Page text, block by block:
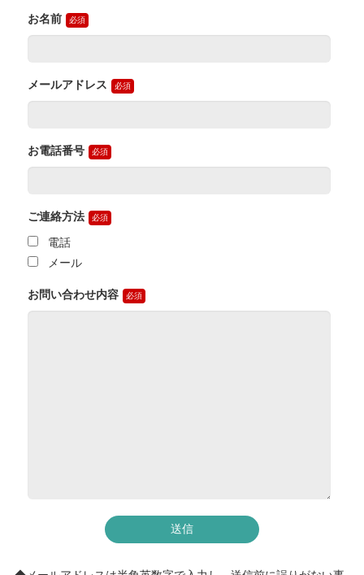
お名前
メールアドレス
お電話番号
ご連絡方法
電話
メール
お問い合わせ内容